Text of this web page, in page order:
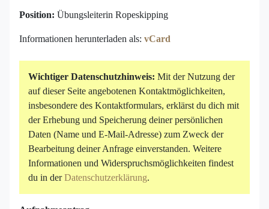
Position: Übungsleiterin Ropeskipping
Informationen herunterladen als: vCard
Wichtiger Datenschutzhinweis: Mit der Nutzung der
auf dieser Seite angebotenen Kontaktmöglichkeiten,
insbesondere des Kontaktformulars, erklärst du dich mit
der Erhebung und Speicherung deiner persönlichen
Daten (Name und E-Mail-Adresse) zum Zweck der
Bearbeitung deiner Anfrage einverstanden. Weitere
Informationen und Widerspruchsmöglichkeiten findest
du in derDatenschutzerklärung.